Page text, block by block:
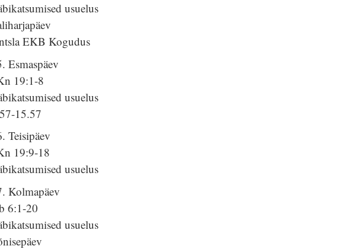
usuelus
EKB Kogudus
Esmaspäev
19:1-8
usuelus
15.57
Teisipäev
19:9-18
usuelus
Kolmapäev
6:1-20
usuelus